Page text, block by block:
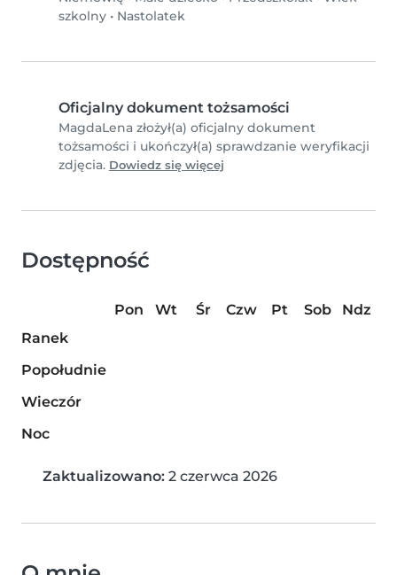
szkolny • Nastolatek
Oficjalny dokument tożsamości
MagdaLena złożył(a) oficjalny dokument
tożsamości i ukończył(a) sprawdzanie weryfikacji
zdjęcia. Dowiedz się więcej
Dostępność
Pon Wt Śr Czw Pt Sob
Ndz
Ranek
Popołudnie
Wieczór
Noc
Zaktualizowano: 2 czerwca 2026